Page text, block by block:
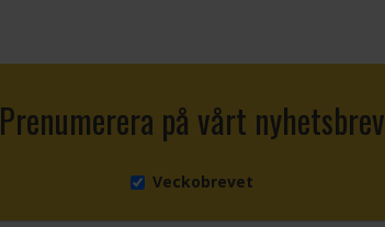
Prenumerera på vårt nyhetsbrev
Veckobrevet